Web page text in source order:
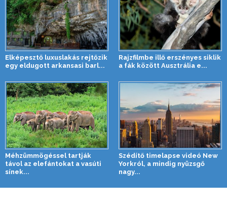
Elképesztő luxuslakás rejtőzik
egy eldugott arkansasi barl...
Rajzfilmbe illő erszényes siklik
a fák között Ausztrália e...
Méhzümmögéssel tartják
távol az elefántokat a vasúti
sínek...
Szédítő timelapse videó New
Yorkról, a mindig nyüzsgő
nagy...